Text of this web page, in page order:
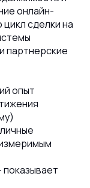
онлайн-
сделки на
партнерские
опыт